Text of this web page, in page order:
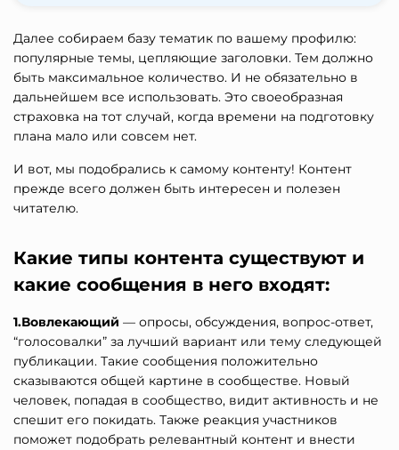
Далее собираем базу тематик по вашему профилю:
популярные темы, цепляющие заголовки. Тем должно
быть максимальное количество. И не обязательно в
дальнейшем все использовать. Это своеобразная
страховка на тот случай, когда времени на подготовку
плана мало или совсем нет.
И вот, мы подобрались к самому контенту! Контент
прежде всего должен быть интересен и полезен
читателю.
Какие типы контента существуют и
какие сообщения в него входят:
1.Вовлекающий — опросы, обсуждения, вопрос-ответ,
“голосовалки” за лучший вариант или тему следующей
публикации. Такие сообщения положительно
сказываются общей картине в сообществе. Новый
человек, попадая в сообщество, видит активность и не
спешит его покидать. Также реакция участников
поможет подобрать релевантный контент и внести